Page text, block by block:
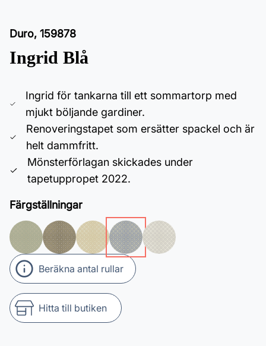
Duro, 159878
Ingrid Blå
Ingrid för tankarna till ett sommartorp med
mjukt böljande gardiner.
Renoveringstapet som ersätter spackel och är
helt dammfritt.
Mönsterförlagan skickades under
tapetuppropet 2022.
Färgställningar
Beräkna antal rullar
Hitta till butiken